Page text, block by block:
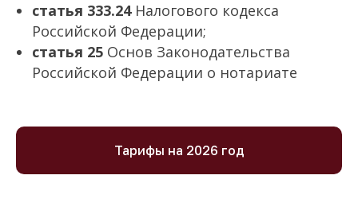
статья 333.24Налогового кодекса
Российской Федерации;
статья 25 Основ Законодательства
Российской Федерации о нотариате
Тарифы на 2026 год